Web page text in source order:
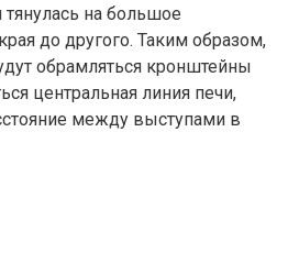
на большое
до другого. Таким образом,
обрамляться кронштейны
центральная линия печи,
между выступами в